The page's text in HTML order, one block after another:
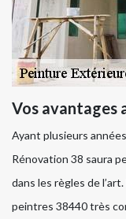
Vos avantages
Ayant plusieurs
Rénovation 38 saura
dans les règles de
peintres 38440 très